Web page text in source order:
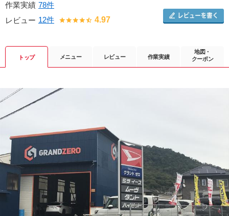
作業実績 78件
レビュー 12件 4.97
トップ メニュー レビュー 作業実績
地図・
クーポン